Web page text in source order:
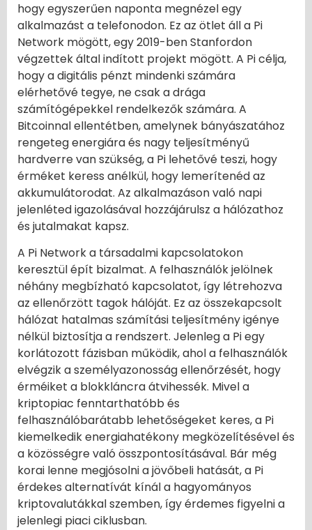
hogy egyszerűen naponta megnézel egy
alkalmazást a telefonodon. Ez az ötlet áll a Pi
Network mögött, egy 2019-ben Stanfordon
végzettek által indított projekt mögött. A Pi célja,
hogy a digitális pénzt mindenki számára
elérhetővé tegye, ne csak a drága
számítógépekkel rendelkezők számára. A
Bitcoinnal ellentétben, amelynek bányászatához
rengeteg energiára és nagy teljesítményű
hardverre van szükség, a Pi lehetővé teszi, hogy
érméket keress anélkül, hogy lemerítenéd az
akkumulátorodat. Az alkalmazáson való napi
jelenléted igazolásával hozzájárulsz a hálózathoz
és jutalmakat kapsz.
A Pi Network a társadalmi kapcsolatokon
keresztül épít bizalmat. A felhasználók jelölnek
néhány megbízható kapcsolatot, így létrehozva
az ellenőrzött tagok hálóját. Ez az összekapcsolt
hálózat hatalmas számítási teljesítmény igénye
nélkül biztosítja a rendszert. Jelenleg a Pi egy
korlátozott fázisban működik, ahol a felhasználók
elvégzik a személyazonosság ellenőrzését, hogy
érméiket a blokkláncra átvihessék. Mivel a
kriptopiac fenntarthatóbb és
felhasználóbarátabb lehetőségeket keres, a Pi
kiemelkedik energiahatékony megközelítésével és
a közösségre való összpontosításával. Bár még
korai lenne megjósolni a jövőbeli hatását, a Pi
érdekes alternatívát kínál a hagyományos
kriptovalutákkal szemben, így érdemes figyelni a
jelenlegi piaci ciklusban.